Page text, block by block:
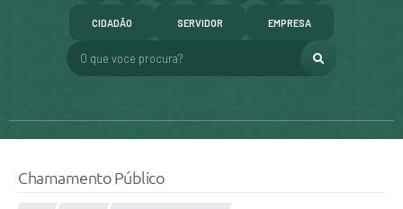
O que voce procura?
CIDADÃO SERVIDOR EMPRESA
Chamamento Público